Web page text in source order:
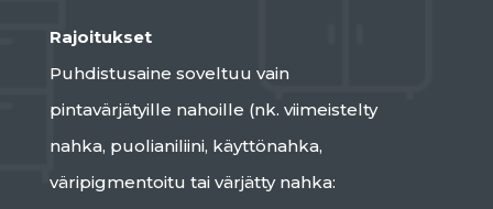
Rajoitukset
Puhdistusaine soveltuu vain
pintavärjätyille nahoille (nk. viimeistelty
nahka, puolianiliini, käyttönahka,
väripigmentoitu tai värjätty nahka: